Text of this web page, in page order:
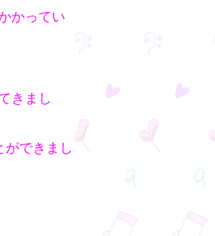
かってい
きまし
できまし